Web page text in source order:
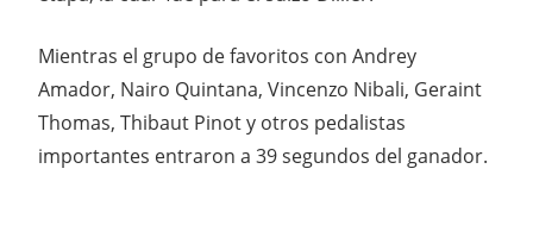
Mientras el grupo de favoritos con Andrey
Amador, Nairo Quintana, Vincenzo Nibali, Geraint
Thomas, Thibaut Pinot y otros pedalistas
importantes entraron a 39 segundos del ganador.